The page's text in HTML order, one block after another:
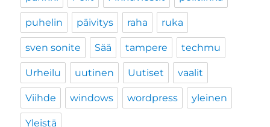
puhelin päivitys raha ruka
sven sonite Sää tampere techmu
Urheilu uutinen Uutiset vaalit
Viihde windows wordpress yleinen
Yleistä